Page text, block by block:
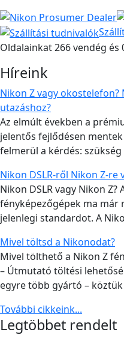
Oldalainkat 266 vendég és
Híreink
Nikon Z vagy okostelefon?
utazáshoz?
Az elmúlt években a
jelentős fejlődésen
felmerül a kérdés:
Nikon DSLR-ről Nikon Z-re
Nikon DSLR vagy Nikon
fényképezőgépek ma már
jelenlegi standardot. A
Mivel töltsd a Nikonodat?
Mivel tölthető a Nikon Z
– Útmutató töltési
egyre több gyártó – köztük
További cikkeink...
Legtöbbet rendelt